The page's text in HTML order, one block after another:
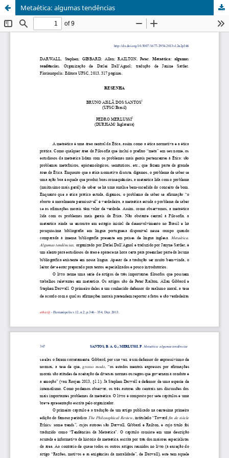
Metaética: algumas tendências